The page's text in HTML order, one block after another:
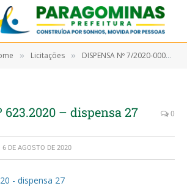
» Licitações » DISPENSA Nº 7/2020-00027 (Aquisição de teste rápido para serem utilizados na triagem dos pacientes que apresentarem sintomas com quadro clínico sugestivo ao Covid-19)
623.2020 – dispensa 27 0
6 DE AGOSTO DE 2020
- dispensa 27